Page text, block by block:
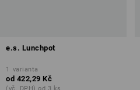
e.s. Lunchpot
1 varianta
od 422,29 Kč